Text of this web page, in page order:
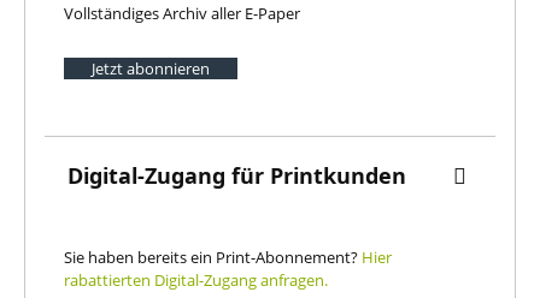
Vollständiges Archiv aller E-Paper
Jetzt abonnieren
Digital-Zugang für Printkunden
Sie haben bereits ein Print-Abonnement? Hier
rabattierten Digital-Zugang anfragen.